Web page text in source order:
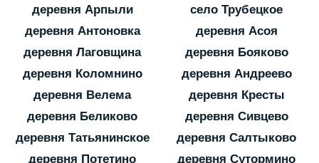
деревня Арпыли
деревня Антоновка
деревня Лаговщина
деревня Коломнино
деревня Велема
деревня Беликово
деревня Татьянинское
деревня Потетино
село Трубецкое
деревня Асоя
деревня Бояково
деревня Андреево
деревня Кресты
деревня Сивцево
деревня Салтыково
деревня Сутормино